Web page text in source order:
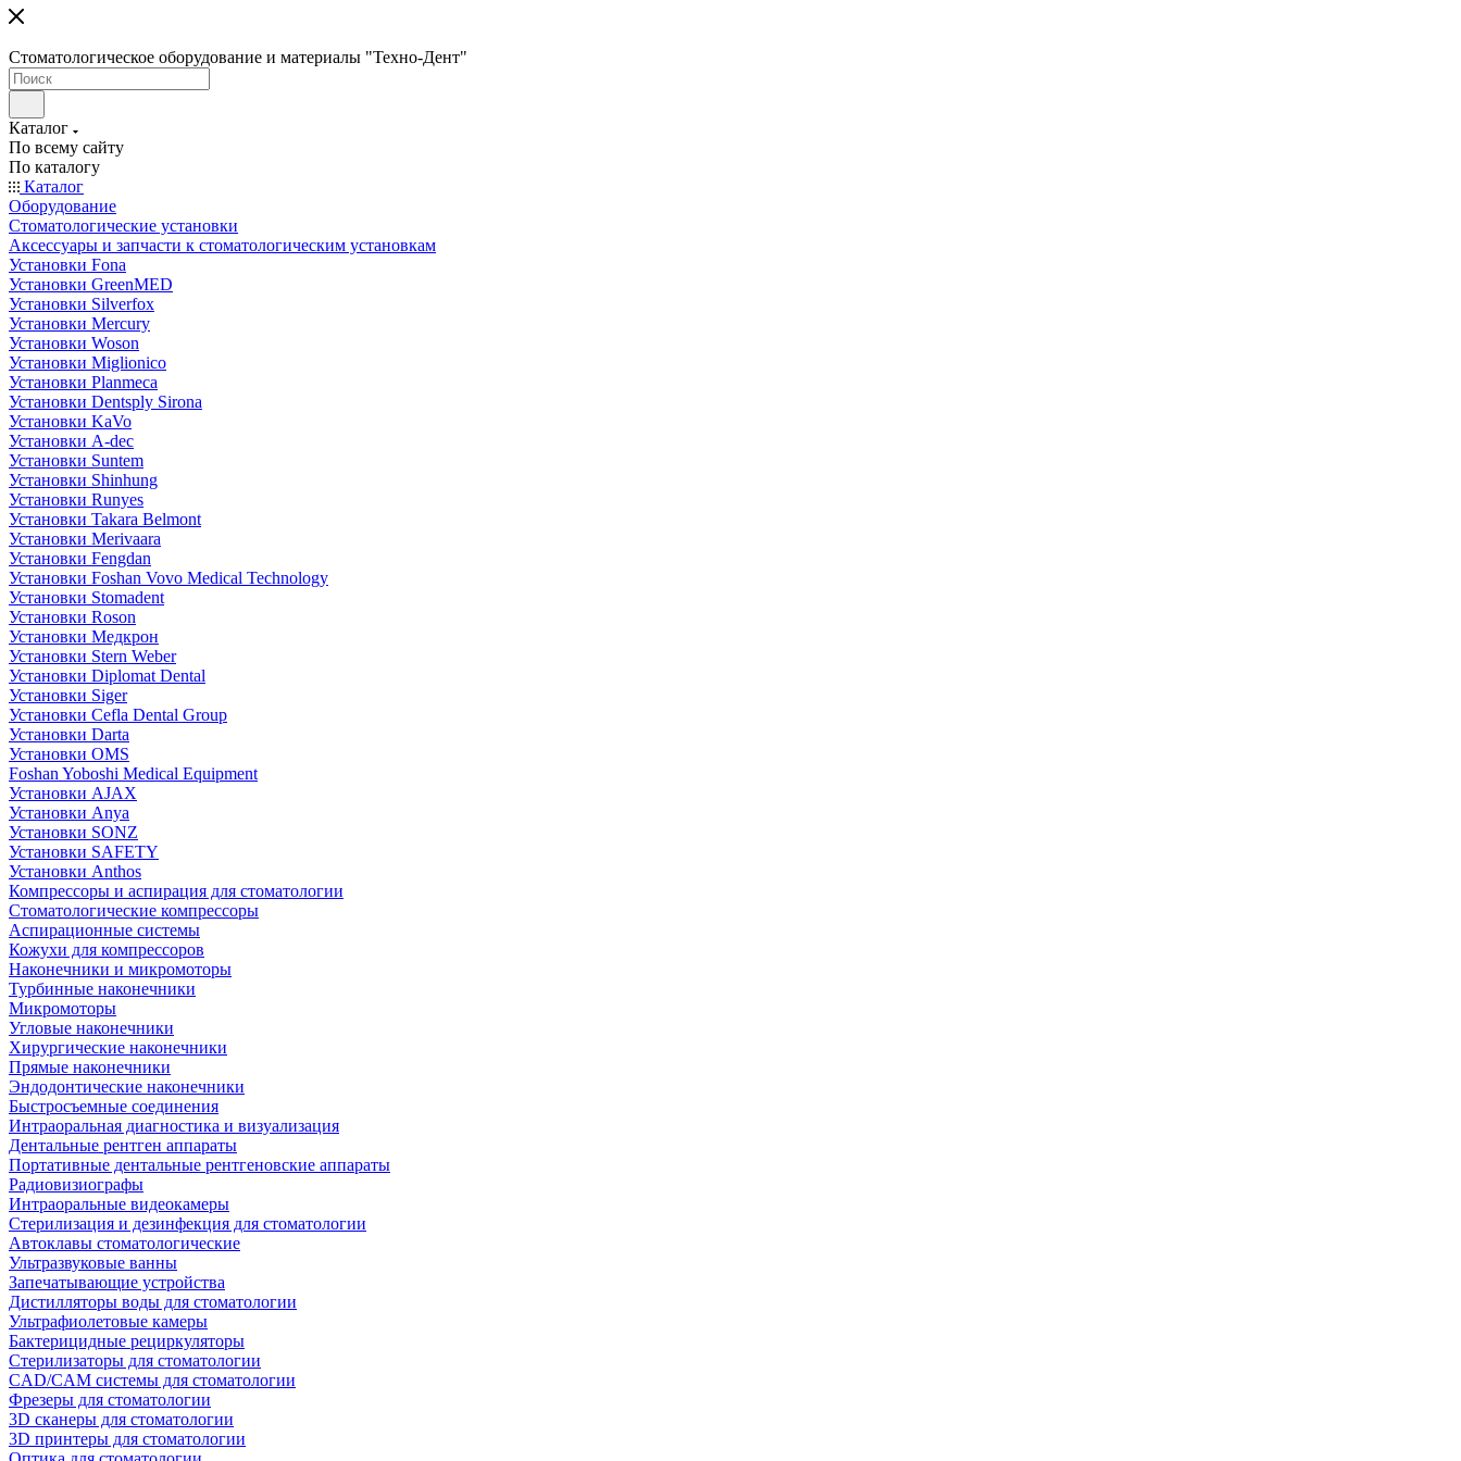
Стоматологическое оборудование и материалы "Техно-Дент"
Каталог
По всему сайту
По каталогу
Каталог
Оборудование
Стоматологические установки
Аксессуары и запчасти к стоматологическим установкам
Установки Fona
Установки GreenMED
Установки Silverfox
Установки Mercury
Установки Woson
Установки Miglionico
Установки Planmeca
Установки Dentsply Sirona
Установки KaVo
Установки A-dec
Установки Suntem
Установки Shinhung
Установки Runyes
Установки Takara Belmont
Установки Merivaara
Установки Fengdan
Установки Foshan Vovo Medical Technology
Установки Stomadent
Установки Roson
Установки Медкрон
Установки Stern Weber
Установки Diplomat Dental
Установки Siger
Установки Cefla Dental Group
Установки Darta
Установки OMS
Foshan Yoboshi Medical Equipment
Установки AJAX
Установки Anya
Установки SONZ
Установки SAFETY
Установки Anthos
Компрессоры и аспирация для стоматологии
Стоматологические компрессоры
Аспирационные системы
Кожухи для компрессоров
Наконечники и микромоторы
Турбинные наконечники
Микромоторы
Угловые наконечники
Хирургические наконечники
Прямые наконечники
Эндодонтические наконечники
Быстросъемные соединения
Интраоральная диагностика и визуализация
Дентальные рентген аппараты
Портативные дентальные рентгеновские аппараты
Радиовизиографы
Интраоральные видеокамеры
Стерилизация и дезинфекция для стоматологии
Автоклавы стоматологические
Ультразвуковые ванны
Запечатывающие устройства
Дистилляторы воды для стоматологии
Ультрафиолетовые камеры
Бактерицидные рециркуляторы
Стерилизаторы для стоматологии
CAD/CAM системы для стоматологии
Фрезеры для стоматологии
3D cканеры для стоматологии
3D принтеры для стоматологии